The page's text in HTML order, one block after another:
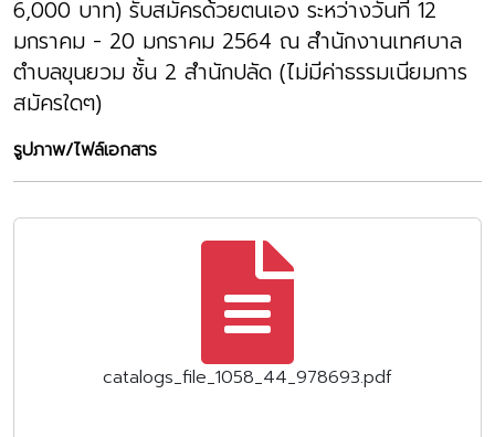
6,000 บาท) รับสมัครด้วยตนเอง ระหว่างวันที่ 12
มกราคม - 20 มกราคม 2564 ณ สำนักงานเทศบาล
ตำบลขุนยวม ชั้น 2 สำนักปลัด (ไม่มีค่าธรรมเนียมการ
สมัครใดๆ)
รูปภาพ/ไฟล์เอกสาร
catalogs_file_1058_44_978693.pdf